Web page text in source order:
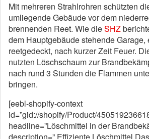
Mit mehreren Strahlrohren schützten
umliegende Gebäude vor dem
brennenden Reet. Wie dieSHZ
dem Hauptgebäude stehende Garage,
reetgedeckt, nach kurzer Zeit Feuer.
nutzten Löschschaum zur
nach rund 3 Stunden die Flammen
bringen.
[eebl-shopify-context
id=”gid://shopify/Product/
headline=”Löschmittel in der